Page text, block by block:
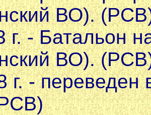
ВО).
г. - Батальон
ВО).
г. - переведен